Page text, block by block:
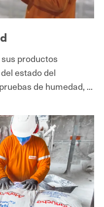
productos
estado del
de humedad, ...